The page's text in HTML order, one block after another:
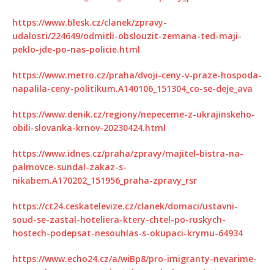
https://www.blesk.cz/clanek/zpravy-
udalosti/224649/odmitli-obslouzit-zemana-ted-maji-
peklo-jde-po-nas-policie.html
https://www.metro.cz/praha/dvoji-ceny-v-praze-hospoda-
napalila-ceny-politikum.A140106_151304_co-se-deje_ava
https://www.denik.cz/regiony/nepeceme-z-ukrajinskeho-
obili-slovanka-krnov-20230424.html
https://www.idnes.cz/praha/zpravy/majitel-bistra-na-
palmovce-sundal-zakaz-s-
nikabem.A170202_151956_praha-zpravy_rsr
https://ct24.ceskatelevize.cz/clanek/domaci/ustavni-
soud-se-zastal-hoteliera-ktery-chtel-po-ruskych-
hostech-podepsat-nesouhlas-s-okupaci-krymu-64934
https://www.echo24.cz/a/wiBp8/pro-imigranty-nevarime-